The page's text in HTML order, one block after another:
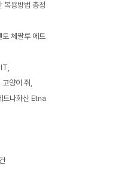
복용방법 총정
토 체팔루 에트
IT
고양이 쥐
나화산 Etna